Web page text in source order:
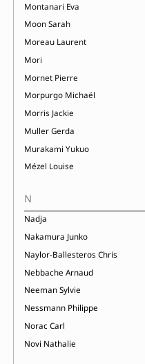
Montanari Eva
Moon Sarah
Moreau Laurent
Mori
Mornet Pierre
Morpurgo Michaël
Morris Jackie
Muller Gerda
Murakami Yukuo
Mézel Louise
N
Nadja
Nakamura Junko
Naylor-Ballesteros Chris
Nebbache Arnaud
Neeman Sylvie
Nessmann Philippe
Norac Carl
Novi Nathalie